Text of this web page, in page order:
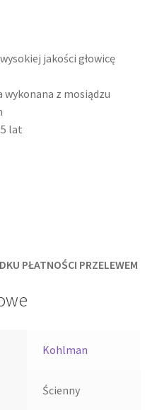
jakości głowicę
wykonana z mosiądzu
lat
PŁATNOŚCI PRZELEWEM
Kohlman
Ścienny